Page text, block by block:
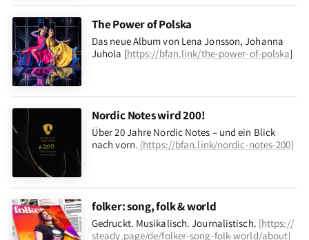
The Power of Polska
Das neue Album von Lena Jonsson, Johanna
Juhola [https://bfan.link/the-power-of-polska]
Nordic Notes wird 200!
Über 20 Jahre Nordic Notes – und ein Blick
nach vorn. [https://bfan.link/nordic-notes-200]
folker: song, folk & world
Gedruckt. Musikalisch. Journalistisch. [https://
steady.page/de/folker-song-folk-world/about]